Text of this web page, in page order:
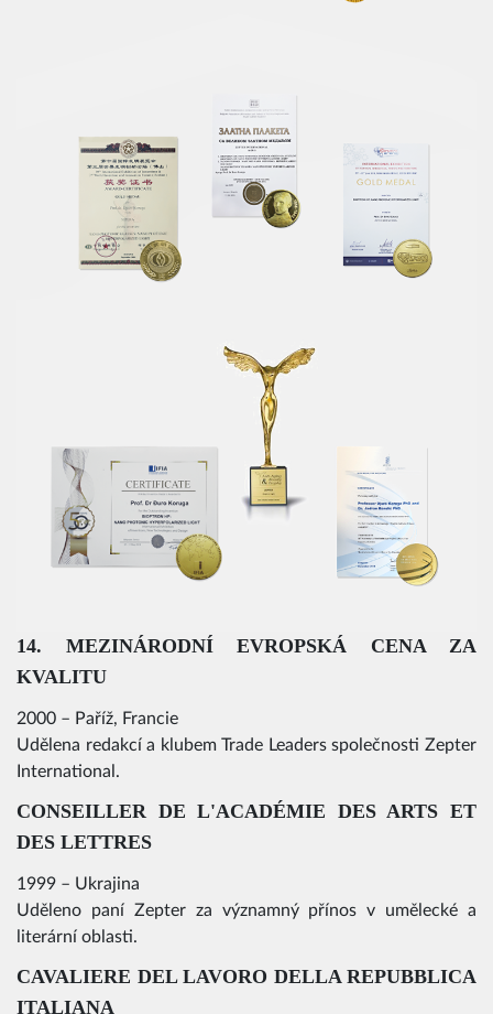
14. MEZINÁRODNÍ EVROPSKÁ CENA ZA
KVALITU
2000 – Paříž, Francie
Udělena redakcí a klubem Trade Leaders společnosti Zepter
International.
CONSEILLER DE L'ACADÉMIE DES ARTS ET
DES LETTRES
1999 – Ukrajina
Uděleno paní Zepter za významný přínos v umělecké a
literární oblasti.
CAVALIERE DEL LAVORO DELLA REPUBBLICA
ITALIANA